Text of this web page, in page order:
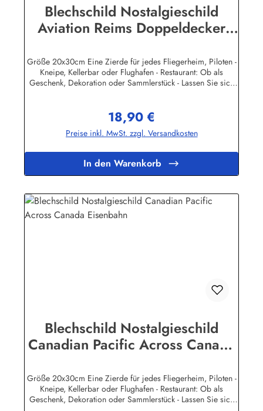
Blechschild Nostalgieschild
Aviation Reims Doppeldecker
Größe 20x30cm Eine Zierde für jedes Fliegerheim, Piloten -
Kneipe, Kellerbar oder Flughafen - Restaurant: Ob als
Geschenk, Dekoration oder Sammlerstück - Lassen Sie sich
Motiven. Schenken Sie sich und Ihren Freunden eine
dekorative Erinnerung an die gute alte Zeit! Unsere
Blechschilder sind in Super-Qualität aus hochwertigem Metall
behandelt, lange Lebensdauer ist damit garantiert. Wir
verkaufen nur original lizensierte
Werbeschilder.Herstellerinformationen:Heart of Ireland
(Luhe)info@heartofireland.eu
Regulärer Preis:
18,90 €
Preise inkl. MwSt. zzgl. Versandkosten
In den Warenkorb
Blechschild Nostalgieschild
Canadian Pacific Across Canada
Größe 20x30cm Eine Zierde für jedes Fliegerheim, Piloten -
Kneipe, Kellerbar oder Flughafen - Restaurant: Ob als
Geschenk, Dekoration oder Sammlerstück - Lassen Sie sich